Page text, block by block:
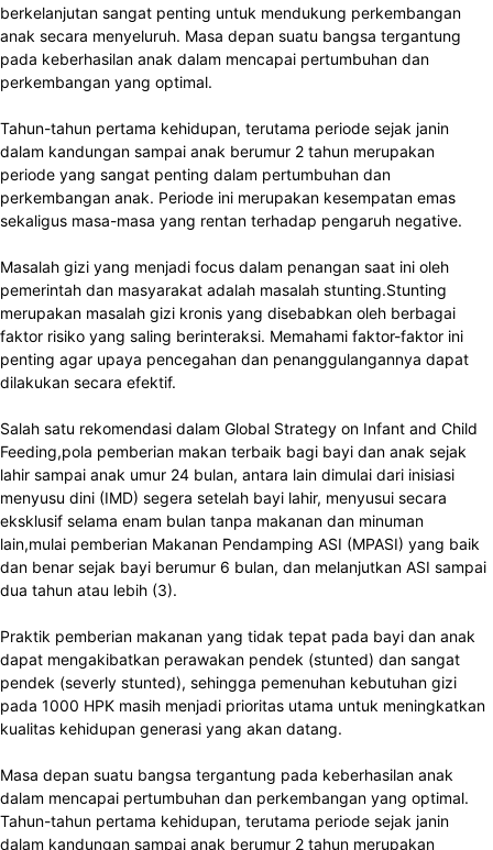
berkelanjutan sangat penting untuk mendukung perkembangan
anak secara menyeluruh. Masa depan suatu bangsa tergantung
pada keberhasilan anak dalam mencapai pertumbuhan dan
perkembangan yang optimal.
Tahun-tahun pertama kehidupan, terutama periode sejak janin
dalam kandungan sampai anak berumur 2 tahun merupakan
periode yang sangat penting dalam pertumbuhan dan
perkembangan anak. Periode ini merupakan kesempatan emas
sekaligus masa-masa yang rentan terhadap pengaruh negative.
Masalah gizi yang menjadi focus dalam penangan saat ini oleh
pemerintah dan masyarakat adalah masalah stunting.Stunting
merupakan masalah gizi kronis yang disebabkan oleh berbagai
faktor risiko yang saling berinteraksi. Memahami faktor-faktor ini
penting agar upaya pencegahan dan penanggulangannya dapat
dilakukan secara efektif.
Salah satu rekomendasi dalam Global Strategy on Infant and Child
Feeding,pola pemberian makan terbaik bagi bayi dan anak sejak
lahir sampai anak umur 24 bulan, antara lain dimulai dari inisiasi
menyusu dini (IMD) segera setelah bayi lahir, menyusui secara
eksklusif selama enam bulan tanpa makanan dan minuman
lain,mulai pemberian Makanan Pendamping ASI (MPASI) yang baik
dan benar sejak bayi berumur 6 bulan, dan melanjutkan ASI sampai
dua tahun atau lebih (3).
Praktik pemberian makanan yang tidak tepat pada bayi dan anak
dapat mengakibatkan perawakan pendek (stunted) dan sangat
pendek (severly stunted), sehingga pemenuhan kebutuhan gizi
pada 1000 HPK masih menjadi prioritas utama untuk meningkatkan
kualitas kehidupan generasi yang akan datang.
Masa depan suatu bangsa tergantung pada keberhasilan anak
dalam mencapai pertumbuhan dan perkembangan yang optimal.
Tahun-tahun pertama kehidupan, terutama periode sejak janin
dalam kandungan sampai anak berumur 2 tahun merupakan